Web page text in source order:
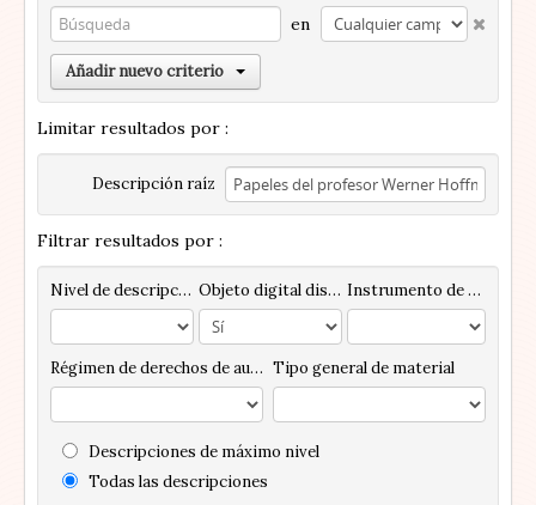
en
Añadir nuevo criterio
Limitar resultados por :
Descripción raíz
Filtrar resultados por :
Nivel de descripción Objeto digital disponibles Instrumento de descripción
Régimen de derechos de autor Tipo general de material
Descripciones de máximo nivel
Todas las descripciones